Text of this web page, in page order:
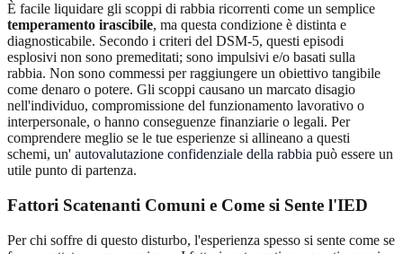
È facile liquidare gli scoppi di rabbia ricorrenti come un semplice
temperamento irascibile, ma questa condizione è distinta e
diagnosticabile. Secondo i criteri del DSM-5, questi episodi
esplosivi non sono premeditati; sono impulsivi e/o basati sulla
rabbia. Non sono commessi per raggiungere un obiettivo tangibile
come denaro o potere. Gli scoppi causano un marcato disagio
nell'individuo, compromissione del funzionamento lavorativo o
interpersonale, o hanno conseguenze finanziarie o legali. Per
comprendere meglio se le tue esperienze si allineano a questi
schemi, un' autovalutazione confidenziale della rabbia può essere un
utile punto di partenza.
Fattori Scatenanti Comuni e Come si Sente l'IED
Per chi soffre di questo disturbo, l'esperienza spesso si sente come se